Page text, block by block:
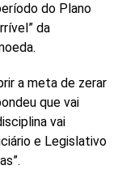
do Plano
da
a meta de zerar
que vai
vai
e Legislativo